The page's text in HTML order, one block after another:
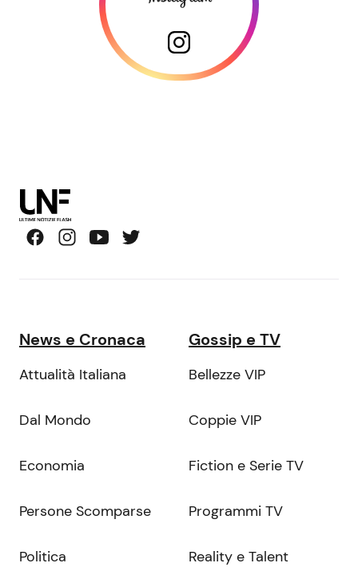
News e Cronaca
Attualità Italiana
Dal Mondo
Economia
Persone Scomparse
Politica
Gossip e TV
Bellezze VIP
Coppie VIP
Fiction e Serie TV
Programmi TV
Reality e Talent